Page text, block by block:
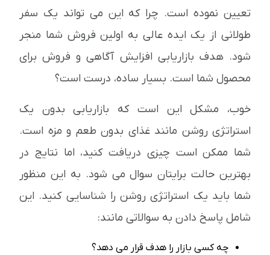
تعیین نموده است. چرا که این می تواند یک سفر
طولانی از یک ایده عالی به اولین فروش شما منجر
شود. هدف بازاریابی افزایش آگاهی و فروش برای
محصول شما است. بسیار ساده، درست است؟
خوب، مشکل این است که بازاریابی بدون یک
استراتژی روشن مانند غذای بدون طعم و مزه است.
شما ممکن است چیزی دریافت کنید، اما نتایج در
بهترین حالت برایتان سوال می شود. به این منظور
شما باید یک استراتژی روشن را شناسایی کنید. این
شامل پاسخ دادن به سوالاتی مانند:
چه کسی بازار را هدف قرار می دهد؟